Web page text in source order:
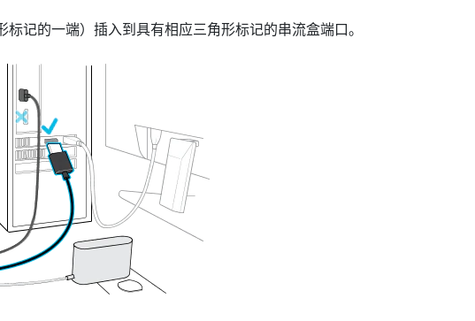
记的一端）插入到具有相应三角形标记的串流盒端口。